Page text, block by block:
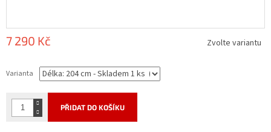
7 290 Kč
cena:
Zvolte variantu
Varianta
PŘIDAT DO KOŠÍKU